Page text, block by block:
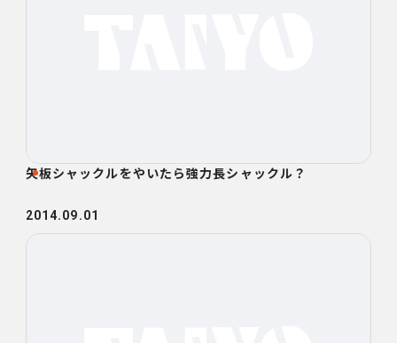
矢板シャックルをやいたら強力長シャックル？
2014.09.01